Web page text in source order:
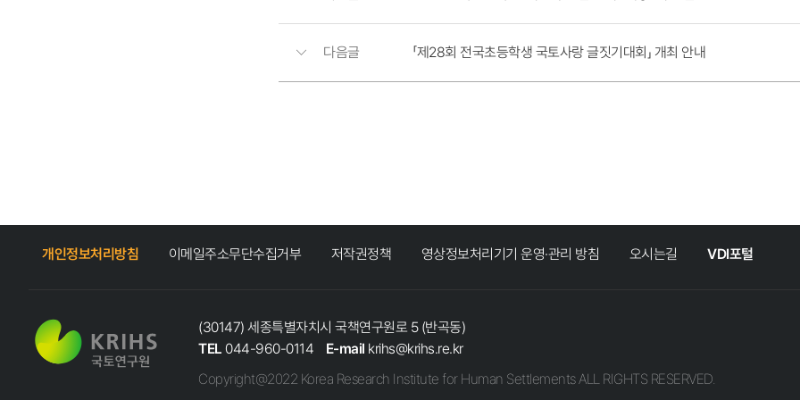
다음글 「제28회 전국초등학생 국토사랑 글짓기대회」 개최 안내
개인정보처리방침 이메일주소무단수집거부 저작권정책 영상정보처리기기 운영·관리 방침 오시는길 VDI포털
(30147) 세종특별자치시 국책연구원로 5 (반곡동)
TEL 044-960-0114 E-mail krihs@krihs.re.kr
Copyright@2022 Korea Research Institute for Human Settlements ALL RIGHTS RESERVED.